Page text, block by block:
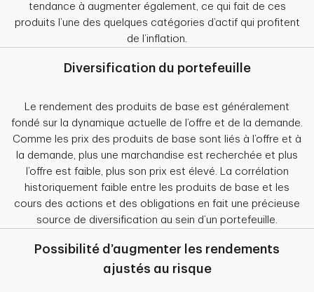
tendance à augmenter également, ce qui fait de ces
produits l’une des quelques catégories d’actif qui profitent
de l’inflation.
Diversification du portefeuille
Le rendement des produits de base est généralement
fondé sur la dynamique actuelle de l’offre et de la demande.
Comme les prix des produits de base sont liés à l’offre et à
la demande, plus une marchandise est recherchée et plus
l’offre est faible, plus son prix est élevé. La corrélation
historiquement faible entre les produits de base et les
cours des actions et des obligations en fait une précieuse
source de diversification au sein d’un portefeuille.
Possibilité d’augmenter les rendements
ajustés au risque